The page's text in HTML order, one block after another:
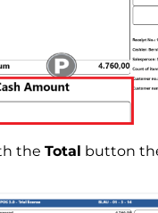
the Total button